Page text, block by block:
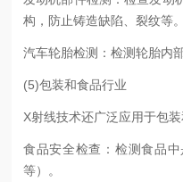
构，防止铸造缺陷、裂纹等
汽车轮胎检测：检测轮胎内
(5)包装和食品行业
X射线技术还广泛应用于包
食品安全检查：检测食品
等）。